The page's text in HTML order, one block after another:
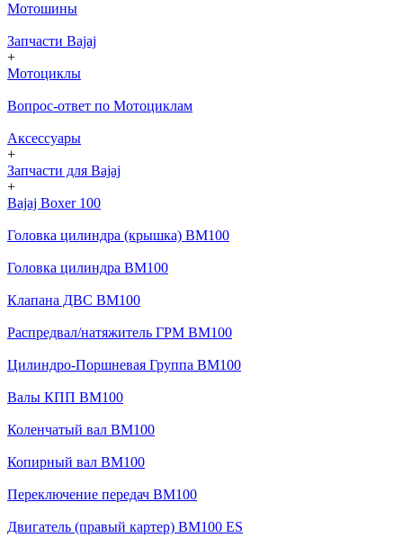
Мотошины
Запчасти Bajaj
+
Мотоциклы
Вопрос-ответ по Мотоциклам
Аксессуары
+
Запчасти для Bajaj
+
Bajaj Boxer 100
Головка цилиндра (крышка) BM100
Головка цилиндра BM100
Клапана ДВС BM100
Распредвал/натяжитель ГРМ BM100
Цилиндро-Поршневая Группа BM100
Валы КПП BM100
Коленчатый вал BM100
Копирный вал BM100
Переключение передач BM100
Двигатель (правый картер) BM100 ES